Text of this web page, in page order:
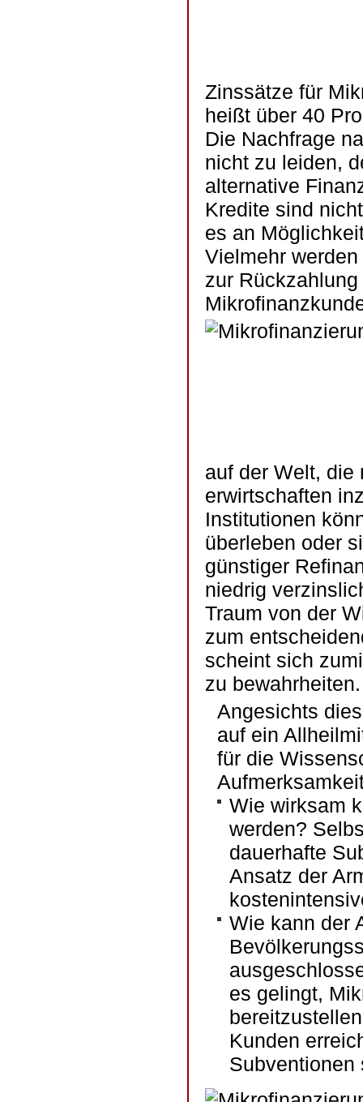
Zinssätze für
heißt über 40
Die Nachfrage
nicht zu leiden,
alternative
Kredite sind
es an
Vielmehr
zur
auf der Welt, die
erwirtschaften
Institutionen
überleben oder
günstiger
niedrig
Traum von der
zum
scheint sich
zu bewahrheiten.
Angesichts
auf ein
für die
Wie wirksam
werden?
dauerhafte
Ansatz der
Wie kann der
es gelingt,
Kunden
Subventionen